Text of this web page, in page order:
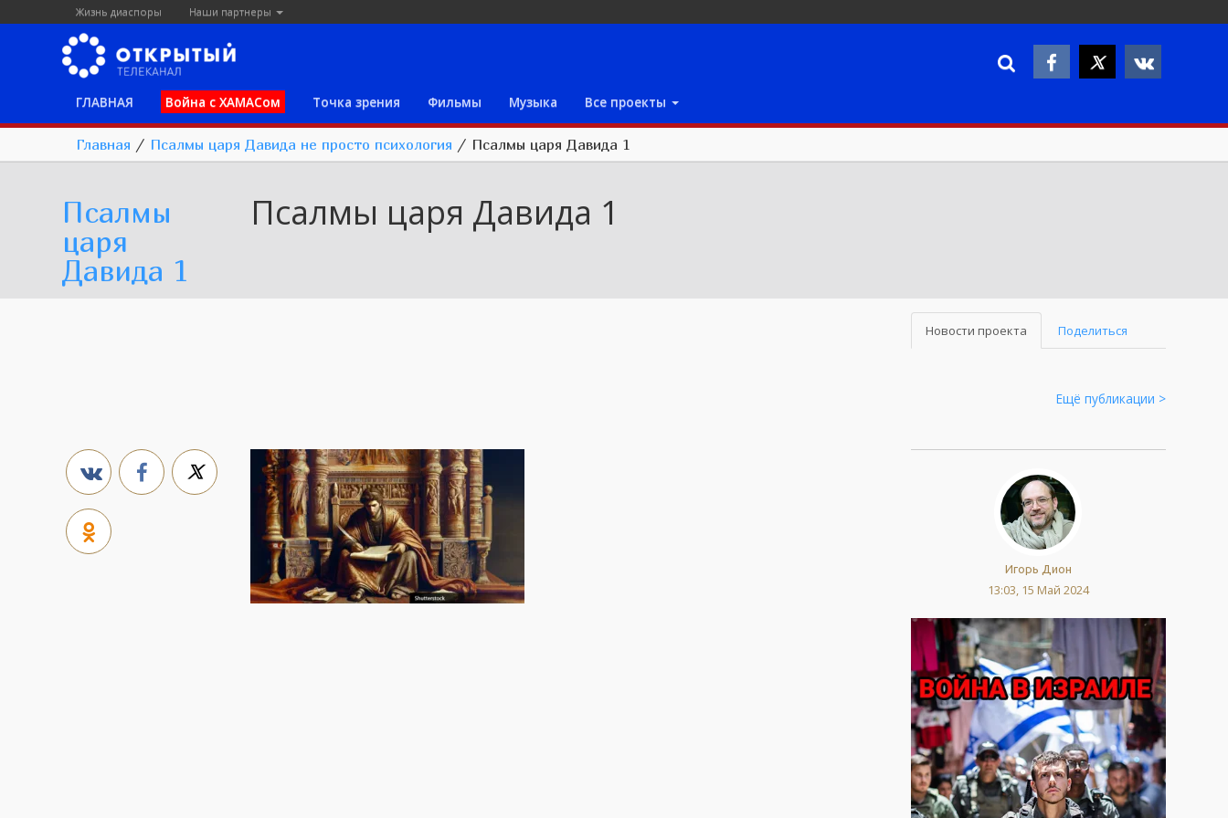
Жизнь диаспоры Наши партнеры
ГЛАВНАЯ Война с ХАМАСом Точка зрения Фильмы Музыка Все проекты
Главная / Псалмы царя Давида не просто психология / Псалмы царя Давида 1
Псалмы
царя
Давида 1
Псалмы царя Давида 1
Новости проекта Поделиться
Ещё публикации >
Игорь Дион
13:03, 15 Май 2024